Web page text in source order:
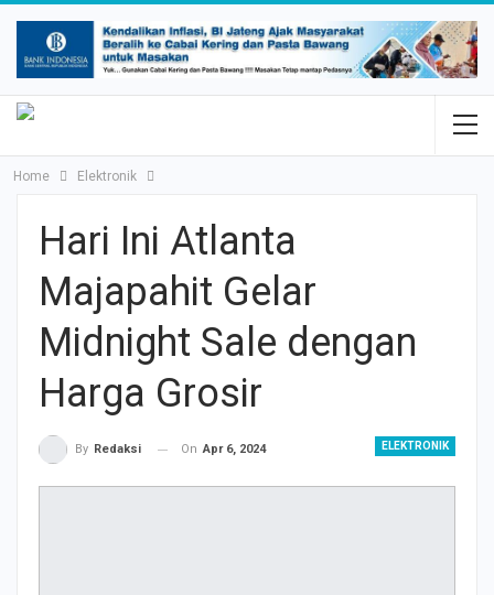
Home Elektronik
Hari Ini Atlanta
Majapahit Gelar
Midnight Sale dengan
Harga Grosir
ELEKTRONIK
By Redaksi On Apr 6, 2024